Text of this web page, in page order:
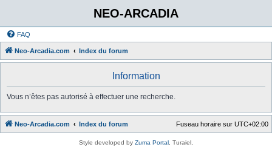
NEO-ARCADIA
FAQ
Neo-Arcadia.com Index du forum
Information
Vous n’êtes pas autorisé à effectuer une recherche.
Neo-Arcadia.com Index du forum Fuseau horaire sur UTC+02:00
Style developed by Zuma Portal , Turaiel,